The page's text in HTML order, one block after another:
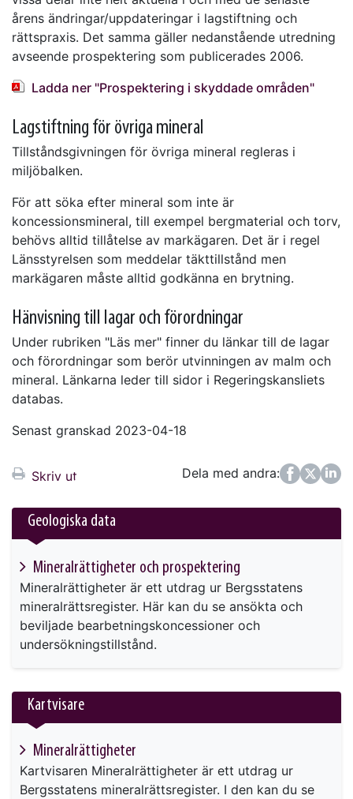
årens ändringar/uppdateringar i lagstiftning och
rättspraxis. Det samma gäller nedanstående utredning
avseende prospektering som publicerades 2006.
Ladda ner "Prospektering i skyddade områden"
Lagstiftning för övriga mineral
Tillståndsgivningen för övriga mineral regleras i
miljöbalken.
För att söka efter mineral som inte är
koncessionsmineral, till exempel bergmaterial och torv,
behövs alltid tillåtelse av markägaren. Det är i regel
Länsstyrelsen som meddelar täkttillstånd men
markägaren måste alltid godkänna en brytning.
Hänvisning till lagar och förordningar
Under rubriken "Läs mer" finner du länkar till de lagar
och förordningar som berör utvinningen av malm och
mineral. Länkarna leder till sidor i Regeringskansliets
databas.
Senast granskad 2023-04-18
Skriv ut Dela med andra:
FacebookTwitter
LinkedIn
Geologiska data
Mineralrättigheter och prospektering
Mineralrättigheter är ett utdrag ur Bergsstatens
mineralrättsregister. Här kan du se ansökta och
beviljade bearbetningskoncessioner och
undersökningstillstånd.
Kartvisare
Mineralrättigheter
Kartvisaren Mineralrättigheter är ett utdrag ur
Bergsstatens mineralrättsregister. I den kan du se